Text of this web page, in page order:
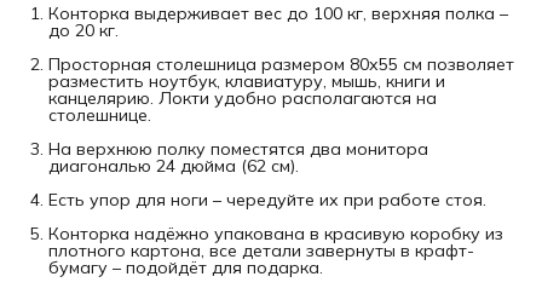
Конторка выдерживает вес до 100 кг, верхняя полка –
до 20 кг.
Просторная столешница размером 80х55 см позволяет
разместить ноутбук, клавиатуру, мышь, книги и
канцелярию. Локти удобно располагаются на
столешнице.
На верхнюю полку поместятся два монитора
диагональю 24 дюйма (62 см).
Есть упор для ноги – чередуйте их при работе стоя.
Конторка надёжно упакована в красивую коробку из
плотного картона, все детали завернуты в крафт-
бумагу – подойдёт для подарка.